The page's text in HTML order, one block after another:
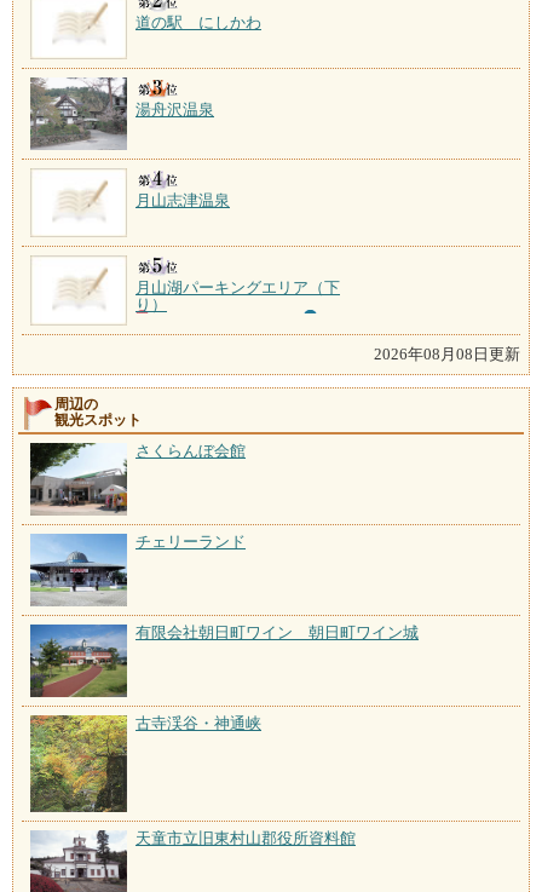
道の駅 にしかわ
湯舟沢温泉
月山志津温泉
月山湖パーキングエリア（下
り）
2026年08月08日更新
周辺の
観光スポット
さくらんぼ会館
チェリーランド
有限会社朝日町ワイン 朝日町ワイン城
古寺渓谷・神通峡
天童市立旧東村山郡役所資料館